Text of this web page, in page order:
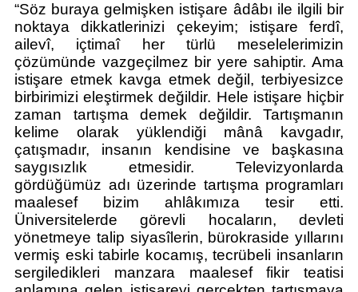
“Söz buraya gelmişken istişare âdâbı ile ilgili bir
noktaya dikkatlerinizi çekeyim; istişare ferdî,
ailevî, içtimaî her türlü meselelerimizin
çözümünde vazgeçilmez bir yere sahiptir. Ama
istişare etmek kavga etmek değil, terbiyesizce
birbirimizi eleştirmek değildir. Hele istişare hiçbir
zaman tartışma demek değildir. Tartışmanın
kelime olarak yüklendiği mânâ kavgadır,
çatışmadır, insanın kendisine ve başkasına
saygısızlık etmesidir. Televizyonlarda
gördüğümüz adı üzerinde tartışma programları
maalesef bizim ahlâkımıza tesir etti.
Üniversitelerde görevli hocaların, devleti
yönetmeye talip siyasîlerin, bürokraside yıllarını
vermiş eski tabirle kocamış, tecrübeli insanların
sergiledikleri manzara maalesef fikir teatisi